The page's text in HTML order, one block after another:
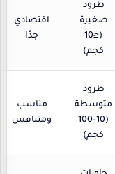
طرود
صغيرة
(≤10
كجم)
اقتصادي
جدًا
طرود
متوسطة
(10–100
كجم)
مناسب
ومتنافس